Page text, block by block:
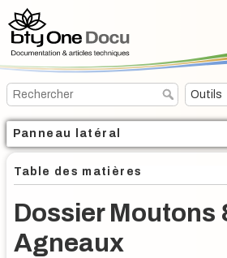
Panneau latéral
Table des matières
Dossier Moutons
Agneaux